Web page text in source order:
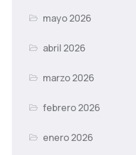
mayo 2026
abril 2026
marzo 2026
febrero 2026
enero 2026